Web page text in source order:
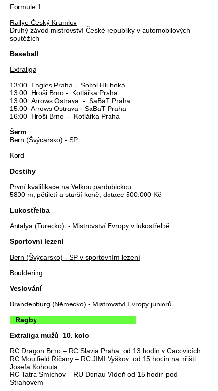
Formule 1
Rallye Český Krumlov
Druhý závod mistrovství České republiky v automobilových
soutěžích
Baseball
Extraliga
13:00 Eagles Praha - Sokol Hluboká
13:00 Hroši Brno - Kotlářka Praha
13:00 Arrows Ostrava - SaBaT Praha
15:00 Arrows Ostrava - SaBaT Praha
16:00 Hroši Brno - Kotlářka Praha
Šerm
Bern (Švýcarsko) - SP
Kord
Dostihy
První kvalifikace na Velkou pardubickou
5800 m, pětiletí a starší koně, dotace 500.000 Kč
Lukostřelba
Antalya (Turecko) - Mistrovství Evropy v lukostřelbě
Sportovní lezení
Bern (Švýcarsko) - SP v sportovním lezení
Bouldering
Veslování
Brandenburg (Německo) - Mistrovství Evropy juniorů
Ragby
Extraliga mužů 10. kolo
RC Dragon Brno – RC Slavia Praha od 13 hodin v Cacovicích
RC Moutfield Říčany – RC JIMI Vyškov od 15 hodin na hřišti
Josefa Kohouta
RC Tatra Smíchov – RU Donau Vídeň od 15 hodin pod
Strahovem